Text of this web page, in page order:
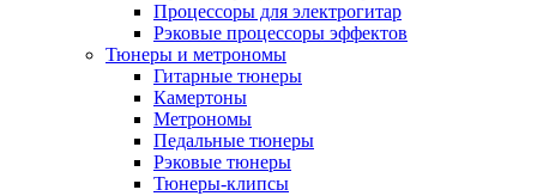
Процессоры для электрогитар
Рэковые процессоры эффектов
Тюнеры и метрономы
Гитарные тюнеры
Камертоны
Метрономы
Педальные тюнеры
Рэковые тюнеры
Тюнеры-клипсы